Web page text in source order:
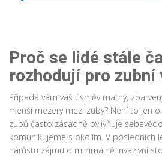
Proč se lidé stále
rozhodují pro zubní
Připadá vám váš úsměv matný,
menší mezery mezi zuby? Není to jen
zubů často zásadně ovlivňuje
komunikujeme s okolím. V posledních
nárůstu zájmu o minimálně invazivní